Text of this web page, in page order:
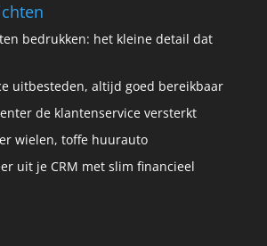
bedrukken: het kleine detail dat
uitbesteden, altijd goed bereikbaar
de klantenservice versterkt
wielen, toffe huurauto
uit je CRM met slim financieel